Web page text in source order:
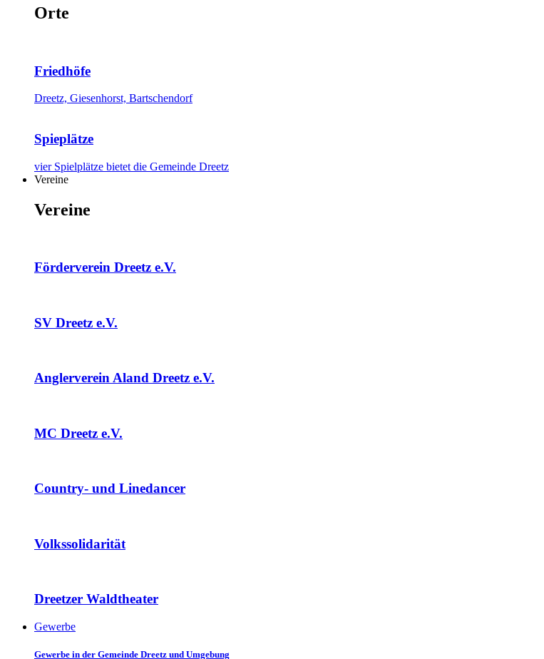
Orte
Friedhöfe
Dreetz, Giesenhorst, Bartschendorf
Spieplätze
vier Spielplätze bietet die Gemeinde Dreetz
Vereine
Vereine
Förderverein Dreetz e.V.
SV Dreetz e.V.
Anglerverein Aland Dreetz e.V.
MC Dreetz e.V.
Country- und Linedancer
Volkssolidarität
Dreetzer Waldtheater
Gewerbe
Gewerbe in der Gemeinde Dreetz und Umgebung